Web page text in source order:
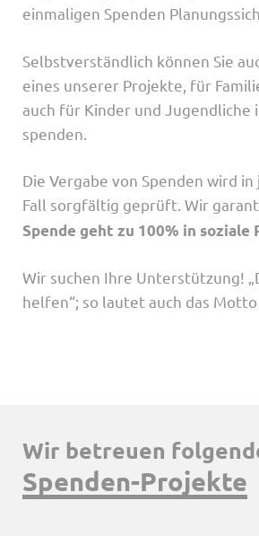
einmaligen Spenden
Selbstverständlich können Sie
eines unserer Projekte, für
auch für Kinder und Jugendliche
spenden.
Die Vergabe von Spenden wird
Fall sorgfältig geprüft. Wir
Spende geht zu 100% in soziale
Wir suchen Ihre Unterstützung!
helfen“; so lautet auch das Motto
Wir betreuen
Spenden-Projekte